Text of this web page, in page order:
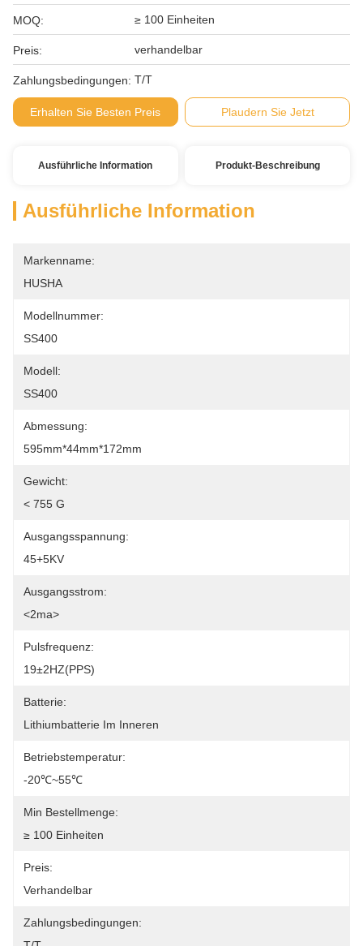
MOQ: ≥ 100 Einheiten
Preis: verhandelbar
Zahlungsbedingungen: T/T
Erhalten Sie Besten Preis Plaudern Sie Jetzt
Ausführliche Information Produkt-Beschreibung
Ausführliche Information
Markenname:
HUSHA
Modellnummer:
SS400
Modell:
SS400
Abmessung:
595mm*44mm*172mm
Gewicht:
< 755 G
Ausgangsspannung:
45+5KV
Ausgangsstrom:
<2ma>
Pulsfrequenz:
19±2HZ(PPS)
Batterie:
Lithiumbatterie Im Inneren
Betriebstemperatur:
-20℃~55℃
Min Bestellmenge:
≥ 100 Einheiten
Preis:
Verhandelbar
Zahlungsbedingungen: